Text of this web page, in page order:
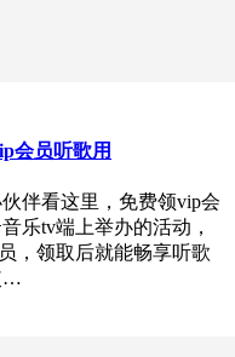
会员听歌用
伴看这里，免费领vip会
乐tv端上举办的活动，
，领取后就能畅享听歌
…